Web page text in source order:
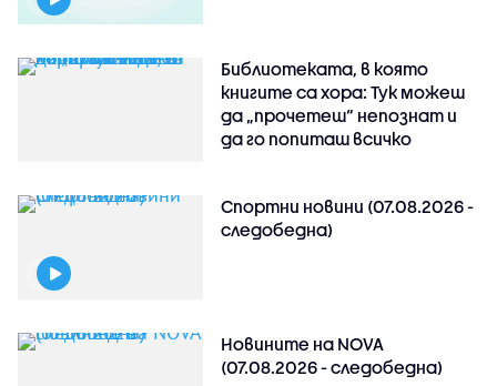
Библиотеката, в която
книгите са хора: Тук можеш
да „прочетеш“ непознат и
да го попиташ всичко
Спортни новини (07.08.2026 -
следобедна)
Новините на NOVA
(07.08.2026 - следобедна)